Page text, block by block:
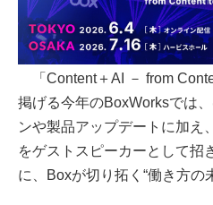
「Content＋AI － from
掲げる今年のBoxWorksでは
ンや製品アップデートに加え
をゲストスピーカーとして招
に、Boxが切り拓く“働き方の